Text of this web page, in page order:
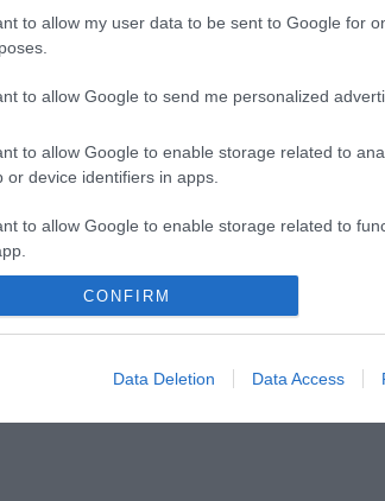
to allow my user data to be sent to Google for
to allow Google to send me personalized
to allow Google to enable storage related to
or device identifiers in apps.
to allow Google to enable storage related to
to allow Google to enable storage related to
functionality and fraud prevention, and
CONFIRM
Data Deletion Data Access
a Dóm téren
felemelő
forduljon a blog szerkesztőjéhez. Részletek a